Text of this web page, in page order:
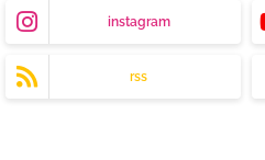
instagram
rss